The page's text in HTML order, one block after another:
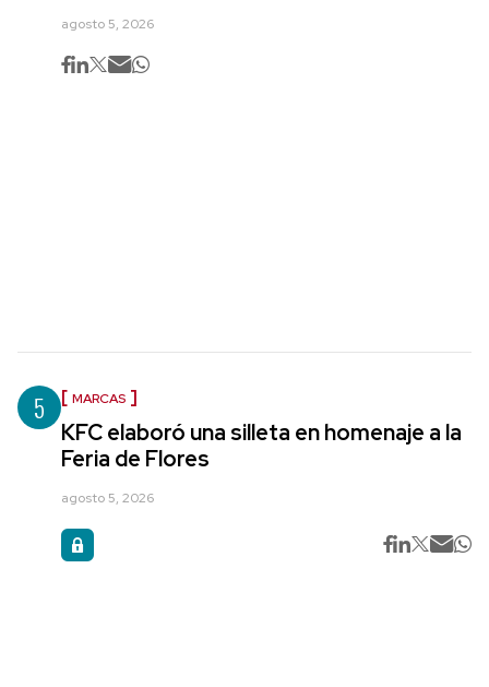
agosto 5, 2026
5 MARCAS
KFC elaboró una silleta en homenaje a la
Feria de Flores
agosto 5, 2026